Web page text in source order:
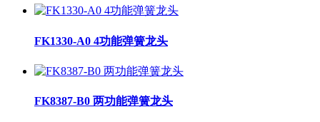
FK1330-A0 4功能弹簧龙头
FK8387-B0 两功能弹簧龙头